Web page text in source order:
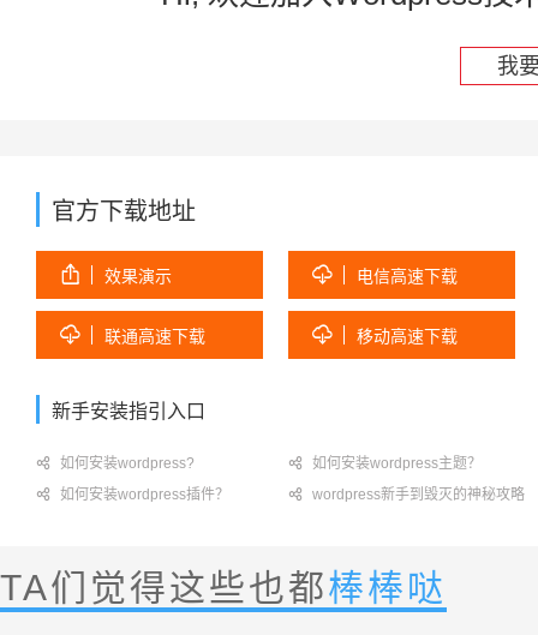
我
官方下载地址
 效果演示  电信高速下载
 联通高速下载  移动高速下载
新手安装指引入口
 如何安装wordpress?  如何安装wordpress主题？
 如何安装wordpress插件？  wordpress新手到毁灭的神秘攻略
TA们觉得这些也都棒棒哒